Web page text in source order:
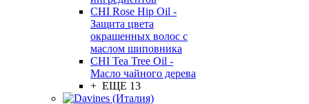
CHI Rose Hip Oil -
Защита цвета
окрашенных волос с
маслом шиповника
CHI Tea Tree Oil -
Масло чайного дерева
+ ЕЩЕ 13